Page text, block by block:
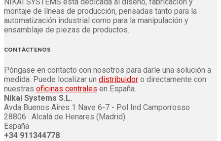
montaje de líneas de producción, pensadas tanto para la
automatización industrial como para la manipulación y
ensamblaje de piezas de productos.
CONTÁCTENOS
Póngase en contacto con nosotros para darle una solución a
medida. Puede localizar un distribuidor o directamente con
nuestras oficinas centrales en España.
Nikai Systems S.L.
Avda Buenos Aires 1 Nave 6-7 - Pol Ind Camporrosso
28806 · Alcalá de Henares (Madrid)
España
+34 911344778